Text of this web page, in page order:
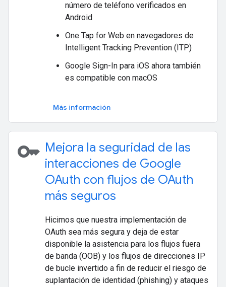
número de teléfono verificados en
Android
One Tap for Web en navegadores de
Intelligent Tracking Prevention (ITP)
Google Sign-In para iOS ahora también
es compatible con macOS
Más información
key Mejora la seguridad de las
interacciones de Google
OAuth con flujos de OAuth
más seguros
Hicimos que nuestra implementación de
OAuth sea más segura y deja de estar
disponible la asistencia para los flujos fuera
de banda (OOB) y los flujos de direcciones IP
de bucle invertido a fin de reducir el riesgo de
suplantación de identidad (phishing) y ataques